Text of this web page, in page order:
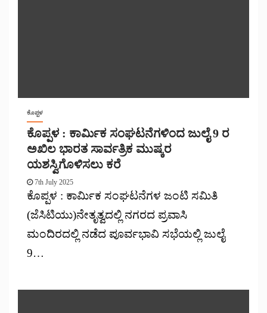
ಕೊಪ್ಪಳ
ಕೊಪ್ಪಳ : ಕಾರ್ಮಿಕ ಸಂಘಟನೆಗಳಿಂದ ಜುಲೈ 9 ರ
ಅಖಿಲ ಭಾರತ ಸಾರ್ವತ್ರಿಕ ಮುಷ್ಕರ
ಯಶಸ್ವಿಗೊಳಿಸಲು ಕರೆ
7th July 2025
ಕೊಪ್ಪಳ : ಕಾರ್ಮಿಕ ಸಂಘಟನೆಗಳ ಜಂಟಿ ಸಮಿತಿ
(ಜೆಸಿಟಿಯು)ನೇತೃತ್ವದಲ್ಲಿ ನಗರದ ಪ್ರವಾಸಿ
ಮಂದಿರದಲ್ಲಿ ನಡೆದ ಪೂರ್ವಭಾವಿ ಸಭೆಯಲ್ಲಿ ಜುಲೈ
9…